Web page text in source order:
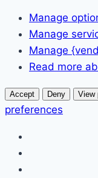
Manage
Manage
Manage
Read more
Accept Deny View
preferences